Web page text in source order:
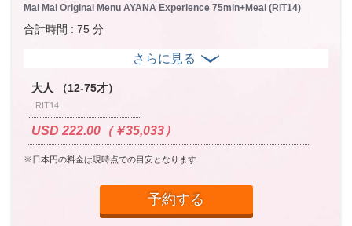
Mai Mai Original Menu AYANA Experience 75min+Meal (RIT14)
合計時間 : 75 分
大人 （12-75才）
RIT14
USD 222.00（￥35,033）
※日本円の料金は現時点での目安となります
予約する